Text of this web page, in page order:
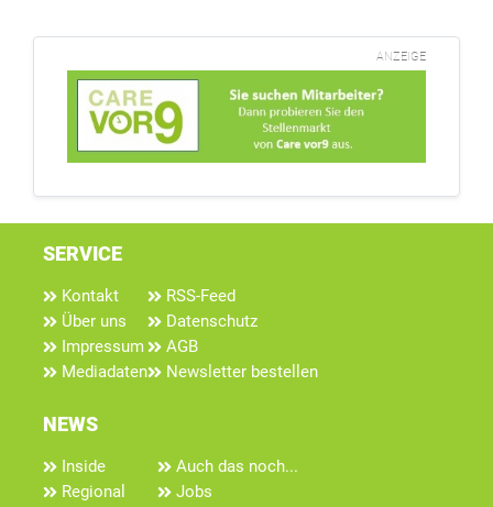
ANZEIGE
SERVICE
Kontakt
Über uns
Impressum
Mediadaten
RSS-Feed
Datenschutz
AGB
Newsletter bestellen
NEWS
Inside
Regional
Auch das noch...
Jobs